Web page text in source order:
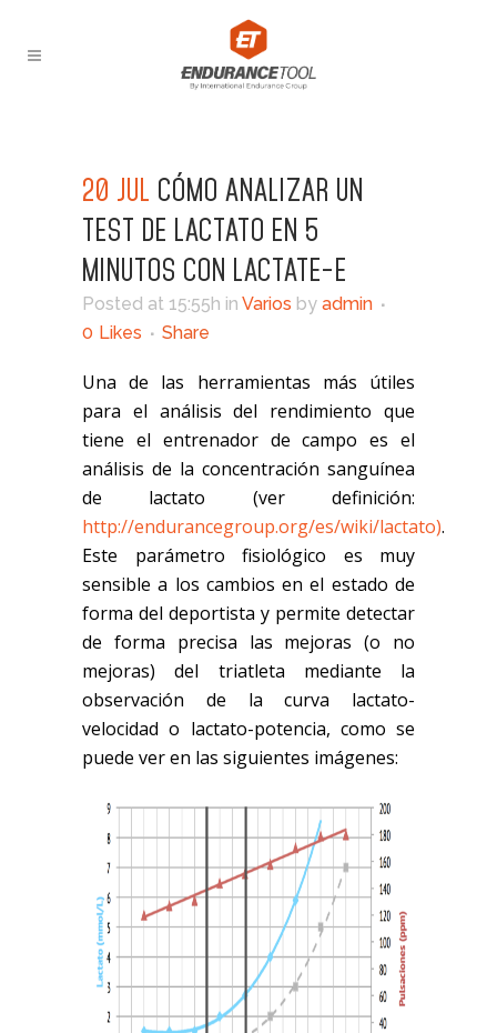
20 JUL
CÓMO ANALIZAR UN
TEST DE LACTATO EN 5
MINUTOS CON LACTATE-E
Posted at 15:55h in Varios by admin
0 Likes Share
Una de las herramientas más útiles
para el análisis del rendimiento que
tiene el entrenador de campo es el
análisis de la concentración sanguínea
de lactato (ver definición:
http://endurancegroup.org/es/wiki/lactato).
Este parámetro fisiológico es muy
sensible a los cambios en el estado de
forma del deportista y permite detectar
de forma precisa las mejoras (o no
mejoras) del triatleta mediante la
observación de la curva lactato-
velocidad o lactato-potencia, como se
puede ver en las siguientes imágenes: